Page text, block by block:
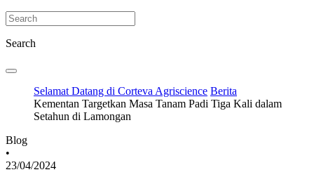
Search
Selamat Datang di Corteva Agriscience Berita
Kementan Targetkan Masa Tanam Padi Tiga Kali dalam
Setahun di Lamongan
Blog
•
23/04/2024